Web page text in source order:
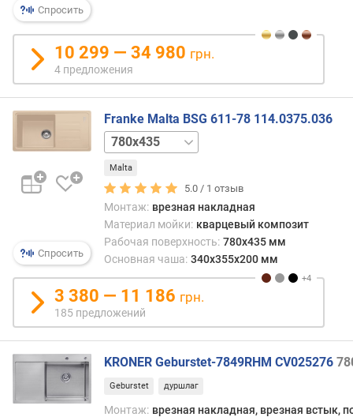
ы
х
к
д
о
р
о
г
и
м
о
р
о
г
и
х
д
ш
Спросить
10 299 — 34 980 грн.
4 предложения
Спросить
Franke Malta BSG 611-78 114.0375.036
620x435
Malta
5.0 / 1 отзыв
Монтаж: врезная накладная
Материал мойки: кварцевый композит
Рабочая поверхность: 780x435 мм
Основная чаша: 340x355x200 мм
3 380 — 11 186 грн.
185 предложений
KRONER Geburstet-7849RHM CV025276
Geburstet дуршлаг
Монтаж: врезная накладная, врезная встык,